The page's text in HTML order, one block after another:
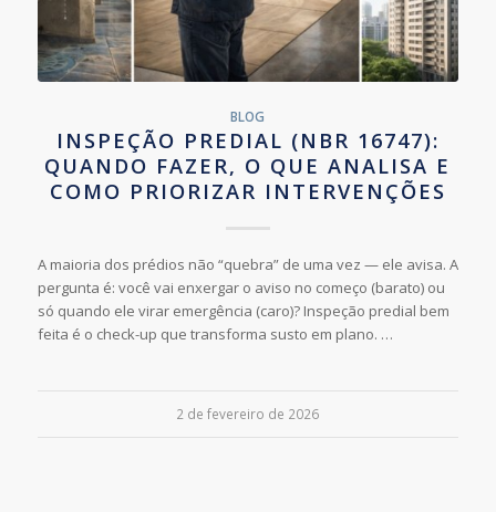
BLOG
INSPEÇÃO PREDIAL (NBR 16747):
QUANDO FAZER, O QUE ANALISA E
COMO PRIORIZAR INTERVENÇÕES
A maioria dos prédios não “quebra” de uma vez — ele avisa. A
pergunta é: você vai enxergar o aviso no começo (barato) ou
só quando ele virar emergência (caro)? Inspeção predial bem
feita é o check-up que transforma susto em plano. …
2 de fevereiro de 2026